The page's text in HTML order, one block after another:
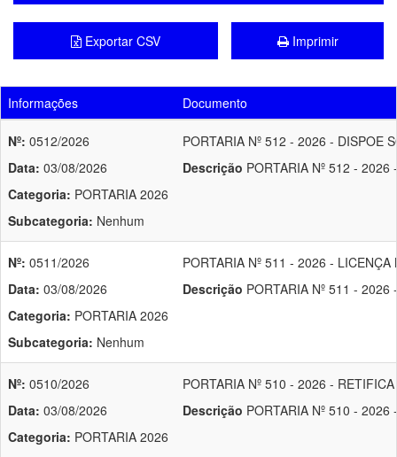
Exportar CSV Imprimir
Informações Documento
Nº: 0512/2026
Data: 03/08/2026
Categoria: PORTARIA 2026
Subcategoria: Nenhum
PORTARIA Nº 512 - 2026 - DISPOE
Descrição PORTARIA Nº 512 -
Nº: 0511/2026
Data: 03/08/2026
Categoria: PORTARIA 2026
Subcategoria: Nenhum
PORTARIA Nº 511 - 2026 -
Descrição PORTARIA Nº 511 - 2026
Nº: 0510/2026
Data: 03/08/2026
Categoria: PORTARIA 2026
PORTARIA Nº 510 - 2026 -
Descrição PORTARIA Nº 510 -